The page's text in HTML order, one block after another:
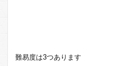
難易度は3つあります